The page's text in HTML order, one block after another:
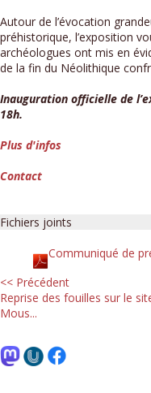
Autour de l’évocation
préhistorique, l’exposition
archéologues ont mis en
de la fin du Néolithique
Inauguration officielle de
18h.
Plus d'infos
Contact
Fichiers joints
Communiqué de
<< Précédent
Reprise des fouilles sur le
Mous...